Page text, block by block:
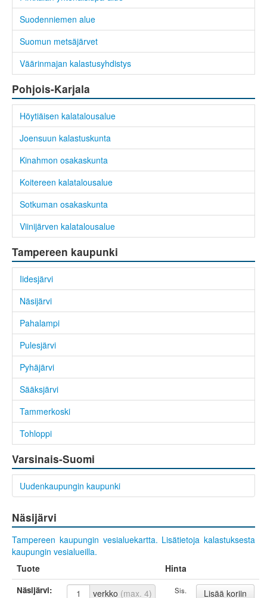
Suodenniemen alue
Suomun metsäjärvet
Väärinmajan kalastusyhdistys
Pohjois-Karjala
Höytiäisen kalatalousalue
Joensuun kalastuskunta
Kinahmon osakaskunta
Koitereen kalatalousalue
Sotkuman osakaskunta
Viinijärven kalatalousalue
Tampereen kaupunki
Iidesjärvi
Näsijärvi
Pahalampi
Pulesjärvi
Pyhäjärvi
Sääksjärvi
Tammerkoski
Tohloppi
Varsinais-Suomi
Uudenkaupungin kaupunki
Näsijärvi
Tampereen kaupungin vesialuekartta. Lisätietoja kalastuksesta
kaupungin vesialueilla.
Tuote
Hinta
verkko (max. 4)
Näsijärvi:
Sis.